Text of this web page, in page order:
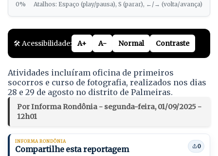
0% Atalhos: Espaço (play/pausa), S (parar), ←/→ (volta/avança)
🛠️ Acessibilidade: A+ A- Normal Contraste
Atividades incluíram oficina de primeiros
socorros e curso de fotografia, realizados nos dias
28 e 29 de agosto no distrito de Palmeiras.
Por Informa Rondônia - segunda-feira, 01/09/2025 -
12h01
INFORMA RONDÔNIA
Compartilhe esta reportagem 0